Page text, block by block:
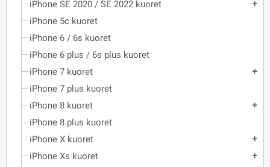
iPhone SE 2020 / SE 2022 kuoret
add
iPhone 5c kuoret
iPhone 6 / 6s kuoret
iPhone 6 plus / 6s plus kuoret
iPhone 7 kuoret
add
iPhone 7 plus kuoret
iPhone 8 kuoret
add
iPhone 8 plus kuoret
iPhone X kuoret
add
iPhone Xs kuoret add